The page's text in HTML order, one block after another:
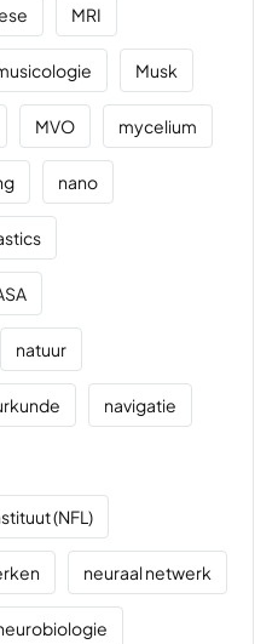
MRI
Musk
MVO mycelium
nano
natuur
navigatie
(NFL)
neuraal netwerk